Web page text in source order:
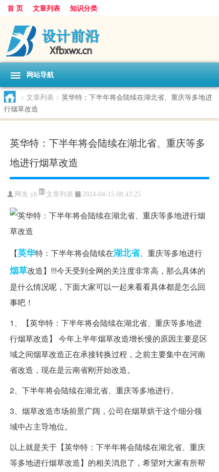
首 页 文章列表 知识分类
网站导航
> 文章列表 > 英华特：下半年将会陆续在湖北省、重庆等多地进
行烟草改造
英华特：下半年将会陆续在湖北省、重庆等多
地进行烟草改造
网友:yh 文章列表 2024-04-15 08:43:25
【英华特：下半年将会陆续在湖北省、重庆等多地进行
烟草改造】!!!今天受到全网的关注度非常高，那么具体的
是什么情况呢，下面大家可以一起来看看具体都是怎么回
事吧！
1、【英华特：下半年将会陆续在湖北省、重庆等多地进
行烟草改造】 今年上半年烟草改造增长慢的原因主要是区
域之间烟草改造正在承接转换过程，之前主要集中在河南
省改造，现在是云南省刚开始改造。
2、下半年将会陆续在湖北省、重庆等多地进行。
3、烟草改造市场前景广阔，公司在烟草烘干这个细分领
域中占主导地位。
以上就是关于【英华特：下半年将会陆续在湖北省、重庆
等多地进行烟草改造】的相关消息了，希望对大家有所帮